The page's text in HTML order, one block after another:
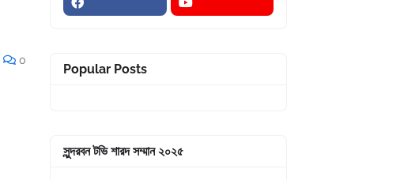
0
Popular Posts
সুন্দরবন টভি শারদ সম্মান ২০২৫